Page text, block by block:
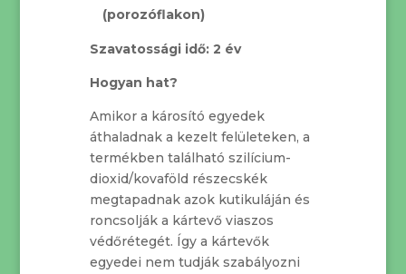
(porozóflakon)
Szavatossági idő: 2 év
Hogyan hat?
Amikor a károsító egyedek
áthaladnak a kezelt felületeken, a
termékben található szilícium-
dioxid/kovaföld részecskék
megtapadnak azok kutikuláján és
roncsolják a kártevő viaszos
védőrétegét. Így a kártevők
egyedei nem tudják szabályozni